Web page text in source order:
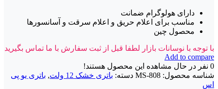
دارای هولوگرام ضمانت
مناسب برای اعلام حریق و اعلام سرقت و آسانسورها
محصول چین
با توجه با نوسانات بازار لطفا قبل از ثبت سفارش با ما تماس بگیرید
Add to compare
0 نفر در حال مشاهده این محصول هستند!
شناسه محصول: MS-808 دسته: باتری خشک 12 ولت , باتری یو پی
اس